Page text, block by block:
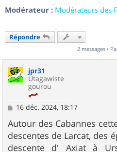
Modérateur : Modérateurs des
Répondre
2 messages •
jpr31
Utagawiste
gourou
M
s
s
a
g
16 déc. 2024, 18:17
Autour des Cabannes
descentes de Larcat, des
descente d' Axiat à